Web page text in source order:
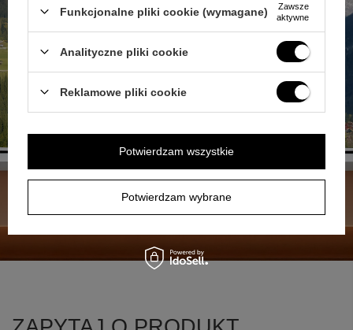
+1
Zobacz więcej
Funkcjonalne pliki cookie (wymagane)
Zawsze
aktywne
Analityczne pliki cookie
Reklamowe pliki cookie
Potwierdzam wybrane
Potwierdzam wszystkie